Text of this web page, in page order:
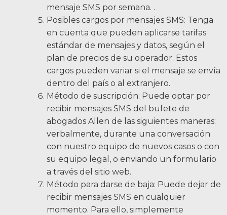
mensaje SMS por semana. .
Posibles cargos por mensajes SMS: Tenga
en cuenta que pueden aplicarse tarifas
estándar de mensajes y datos, según el
plan de precios de su operador. Estos
cargos pueden variar si el mensaje se envía
dentro del país o al extranjero.
Método de suscripción: Puede optar por
recibir mensajes SMS del bufete de
abogados Allen de las siguientes maneras:
verbalmente, durante una conversación
con nuestro equipo de nuevos casos o con
su equipo legal, o enviando un formulario
a través del sitio web.
Método para darse de baja: Puede dejar de
recibir mensajes SMS en cualquier
momento. Para ello, simplemente